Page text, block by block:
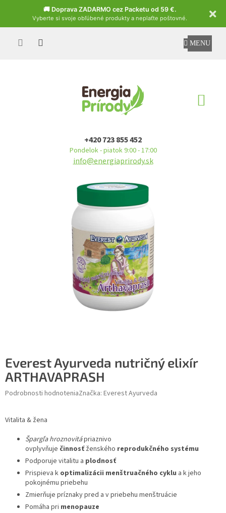
🚚 Doprava ZADARMO cez Packetu od 59 €.
Vyberte si svoje obľúbené produkty a neplaťte poštovné.
Czech
+420 723 855 452
Pondelok - piatok 9:00 - 17:00
info@energiaprirody.sk
Everest Ayurveda nutričný elixír
ARTHAVAPRASH
Podrobnosti hodnoteniaZnačka: Everest Ayurveda
Vitalita & žena
Špargľa hroznovitápriaznivo
ovplyvňuje činnosť ženského reprodukčného systému
Podporuje vitalitu a plodnosť
Prispieva k optimalizácii menštruačného cyklu a k jeho
pokojnému priebehu
Zmierňuje príznaky pred a v priebehu menštruácie
Pomáha pri menopauze